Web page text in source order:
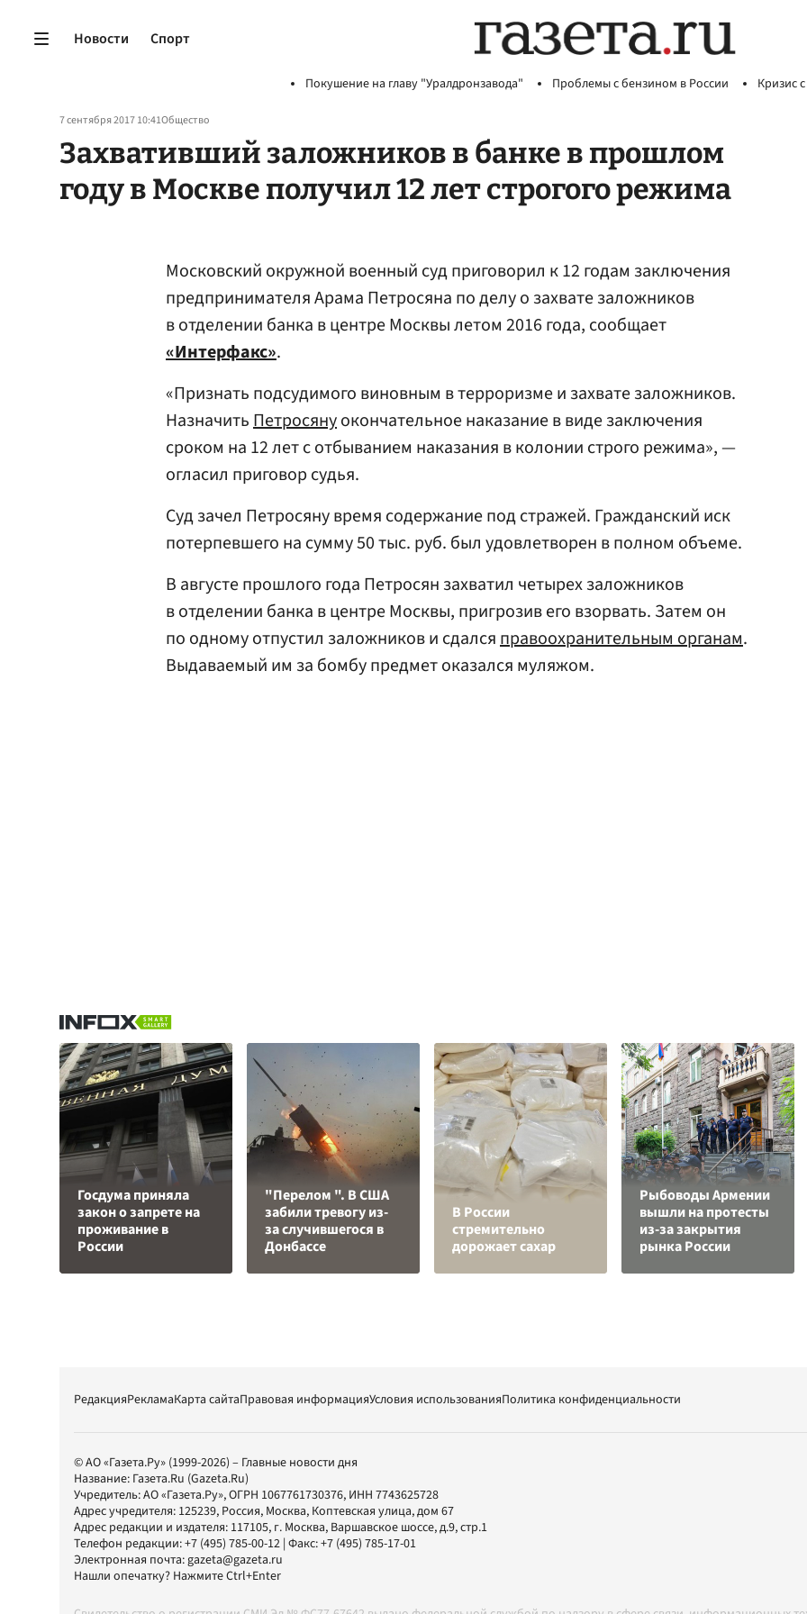
Новости Спорт
Покушение на главу "Уралдронзавода" Проблемы с бензином в России Кризис
7 сентября 2017 10:41Общество
Захвативший заложников в банке в прошлом
году в Москве получил 12 лет строгого режима
Московский окружной военный суд приговорил к 12 годам заключения
предпринимателя Арама Петросяна по делу о захвате заложников
в отделении банка в центре Москвы летом 2016 года, сообщает
«Интерфакс».
«Признать подсудимого виновным в терроризме и захвате заложников.
НазначитьПетросянуокончательное наказание в виде заключения
сроком на 12 лет с отбыванием наказания в колонии строго режима», —
огласил приговор судья.
Суд зачел Петросяну время содержание под стражей. Гражданский иск
потерпевшего на сумму 50 тыс. руб. был удовлетворен в полном объеме.
В августе прошлого года Петросян захватил четырех заложников
в отделении банка в центре Москвы, пригрозив его взорвать. Затем он
по одному отпустил заложников и сдалсяправоохранительным органам.
Выдаваемый им за бомбу предмет оказался муляжом.
Госдума приняла
закон о запрете на
проживание в
России
"Перелом ". В США
забили тревогу из-
за случившегося в
Донбассе
В России
стремительно
дорожает сахар
Рыбоводы Армении
вышли на протесты
из-за закрытия
рынка России
РедакцияРекламаКарта сайтаПравовая информацияУсловия использованияПолитика конфиденциальности
© АО «Газета.Ру» (1999-2026) – Главные новости дня
Название: Газета.Ru (Gazeta.Ru)
Учредитель:АО «Газета.Ру», ОГРН 1067761730376, ИНН 7743625728
Адрес учредителя: 125239, Россия, Москва, Коптевская улица, дом 67
Адрес редакции и издателя: 117105, г. Москва, Варшавское шоссе, д.9, стр.1
Телефон редакции:+7 (495) 785-00-12 | Факс:+7 (495) 785-17-01
Электронная почта:gazeta@gazeta.ru
Нашли опечатку? Нажмите Ctrl+Enter